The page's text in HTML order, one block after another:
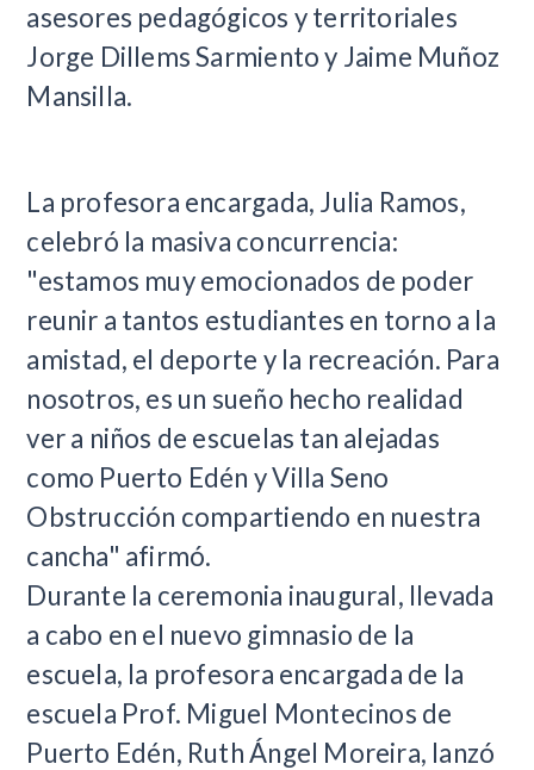
asesores pedagógicos y territoriales
Jorge Dillems Sarmiento y Jaime Muñoz
Mansilla.
La profesora encargada, Julia Ramos,
celebró la masiva concurrencia:
"estamos muy emocionados de poder
reunir a tantos estudiantes en torno a la
amistad, el deporte y la recreación. Para
nosotros, es un sueño hecho realidad
ver a niños de escuelas tan alejadas
como Puerto Edén y Villa Seno
Obstrucción compartiendo en nuestra
cancha" afirmó.
Durante la ceremonia inaugural, llevada
a cabo en el nuevo gimnasio de la
escuela, la profesora encargada de la
escuela Prof. Miguel Montecinos de
Puerto Edén, Ruth Ángel Moreira, lanzó